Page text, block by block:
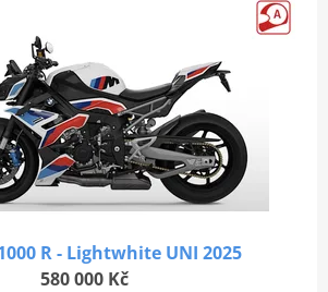
R - Lightwhite UNI 2025
580 000 Kč